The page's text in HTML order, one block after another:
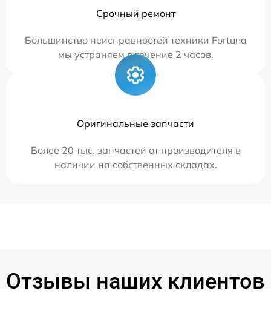
Срочный ремонт
Большинство неисправностей техники Fortuna
мы устраняем в течение 2 часов.
Оригинальные запчасти
Более 20 тыс. запчастей от производителя в
наличии на собственных складах.
Отзывы наших клиентов